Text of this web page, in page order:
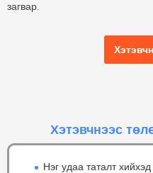
загвар.
Хэтэвчнээс
Нэг удаа таталт